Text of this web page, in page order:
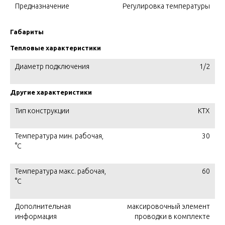
Предназначение Регулировка температуры
Габариты
Тепловые характеристики
Диаметр подключения 1/2
Другие характеристики
Тип конструкции KTX
Температура мин. рабочая,
°C
30
Температура макс. рабочая,
°C
60
Дополнительная
информация
максировочный элемент
проводки в комплекте